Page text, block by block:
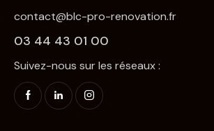
contact@blc-pro-renovation.fr
03 44 43 01 00
Suivez-nous sur les réseaux :